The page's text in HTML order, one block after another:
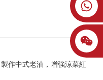
作中式老油，增強涼菜紅